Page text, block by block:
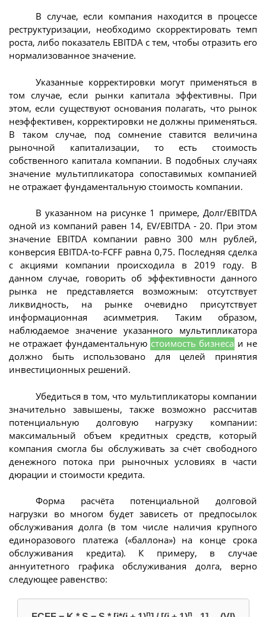
В случае, если компания находится в процессе
реструктуризации, необходимо скорректировать темп
роста, либо показатель EBITDA с тем, чтобы отразить его
нормализованное значение.
Указанные корректировки могут применяться в
том случае, если рынки капитала эффективны. При
этом, если существуют основания полагать, что рынок
неэффективен, корректировки не должны применяться.
В таком случае, под сомнение ставится величина
рыночной капитализации, то есть стоимость
собственного капитала компании. В подобных случаях
значение мультипликатора сопоставимых компанией
не отражает фундаментальную стоимость компании.
В указанном на рисунке 1 примере, Долг/EBITDA
одной из компаний равен 14, EV/EBITDA - 20. При этом
значение EBITDA компании равно 300 млн рублей,
конверсия EBITDA-to-FCFF равна 0,75. Последняя сделка
с акциями компании происходила в 2019 году. В
данном случае, говорить об эффективности данного
рынка не представляется возможным: отсутствует
ликвидность, на рынке очевидно присутствует
информационная асимметрия. Таким образом,
наблюдаемое значение указанного мультипликатора
не отражает фундаментальную стоимость бизнеса и не
должно быть использовано для целей принятия
инвестиционных решений.
Убедиться в том, что мультипликаторы компании
значительно завышены, также возможно рассчитав
потенциальную долговую нагрузку компании:
максимальный объем кредитных средств, который
компания смогла бы обслуживать за счёт свободного
денежного потока при рыночных условиях в части
дюрации и стоимости кредита.
Форма расчёта потенциальной долговой
нагрузки во многом будет зависеть от предпосылок
обслуживания долга (в том числе наличия крупного
единоразового платежа («баллона») на конце срока
обслуживания кредита). К примеру, в случае
аннуитетного графика обслуживания долга, верно
следующее равенство:
n n